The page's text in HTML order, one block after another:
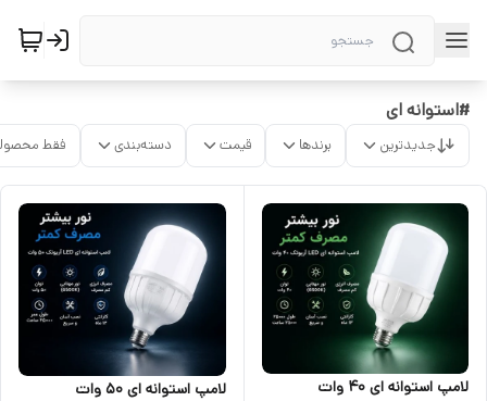
#استوانه ای
جدیدترین برندها قیمت دسته‌بندی فقط
لامپ استوانه ای ۴۰ وات لامپ استوانه ای ۵۰ وات